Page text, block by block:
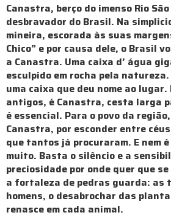
Canastra, berço do imenso Rio
desbravador do Brasil. Na
mineira, escorada às suas
Chico” e por causa dele, o Brasil
a Canastra. Uma caixa d’ água
esculpido em rocha pela
uma caixa que deu nome ao lugar.
antigos, é Canastra, cesta larga
é essencial. Para o povo da
Canastra, por esconder entre
que tantos já procuraram. E nem
muito. Basta o silêncio e a
preciosidade por onde quer que
a fortaleza de pedras guarda: as
homens, o desabrochar das
renasce em cada animal.